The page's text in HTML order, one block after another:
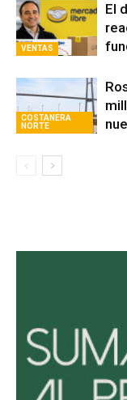
VENTAS
El
COSTANERA
NORTE